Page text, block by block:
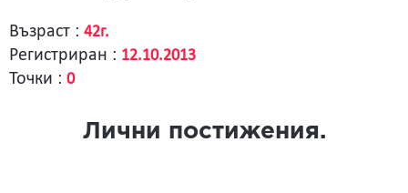
Възраст : 42г.
Регистриран : 12.10.2013
Точки : 0
Лични постижения.